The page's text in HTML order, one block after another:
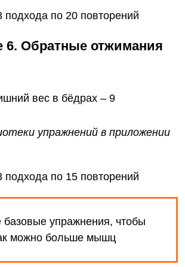
подхода по 20 повторений
6. Обратные отжимания
упражнений в приложении
подхода по 15 повторений
базовые упражнения, чтобы
можно больше мышц